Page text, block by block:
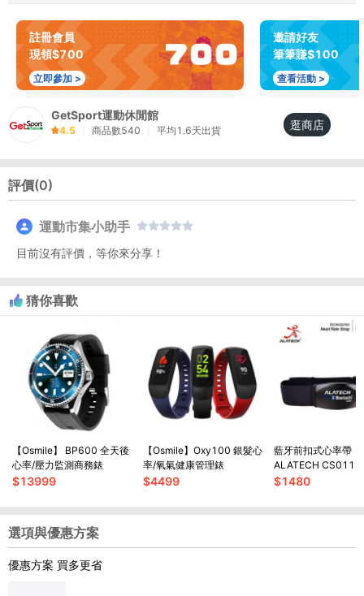
註冊會員
現領$700
立即參加 >
邀請好友
筆筆賺$100
查看活動 >
GetSport運動休閒館
4.5 商品數540 平均 1.6天出貨 逛商店
評價(0)
運動市集小助手
目前沒有評價，等你來分享！
猜你喜歡
【Osmile】 BP600 全天後
心率/壓力監測商務錶
$13999
【Osmile】Oxy100 銀髮心
率/氧氣健康管理錶
$4499
藍牙前扣式心率帶
ALATECH CS011(
帶)
$1480
選項與優惠方案
優惠方案 買多更省